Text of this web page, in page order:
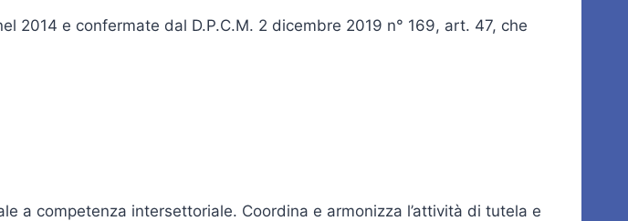
2014 e confermate dal D.P.C.M. 2 dicembre 2019 n° 169, art. 47, che
a competenza intersettoriale. Coordina e armonizza l’attività di tutela e